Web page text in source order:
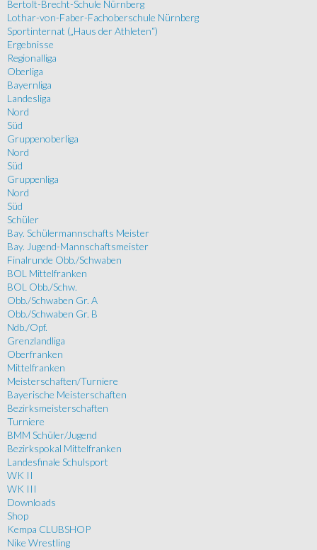
Bertolt-Brecht-Schule Nürnberg
Lothar-von-Faber-Fachoberschule Nürnberg
Sportinternat („Haus der Athleten“)
Ergebnisse
Regionalliga
Oberliga
Bayernliga
Landesliga
Nord
Süd
Gruppenoberliga
Nord
Süd
Gruppenliga
Nord
Süd
Schüler
Bay. Schülermannschafts Meister
Bay. Jugend-Mannschaftsmeister
Finalrunde Obb./Schwaben
BOL Mittelfranken
BOL Obb./Schw.
Obb./Schwaben Gr. A
Obb./Schwaben Gr. B
Ndb./Opf.
Grenzlandliga
Oberfranken
Mittelfranken
Meisterschaften/Turniere
Bayerische Meisterschaften
Bezirksmeisterschaften
Turniere
BMM Schüler/Jugend
Bezirkspokal Mittelfranken
Landesfinale Schulsport
WK II
WK III
Downloads
Shop
Kempa CLUBSHOP
Nike Wrestling